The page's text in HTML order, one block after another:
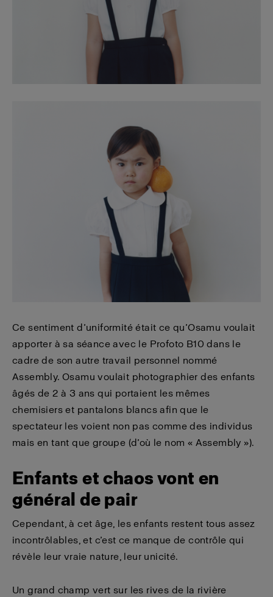
Ce sentiment d’uniformité était ce qu’Osamu voulait
apporter à sa séance avec le Profoto B10 dans le
cadre de son autre travail personnel nommé
Assembly. Osamu voulait photographier des enfants
âgés de 2 à 3 ans qui portaient les mêmes
chemisiers et pantalons blancs afin que le
spectateur les voient non pas comme des individus
mais en tant que groupe (d’où le nom « Assembly »).
Enfants et chaos vont en
général de pair
Cependant, à cet âge, les enfants restent tous assez
incontrôlables, et c’est ce manque de contrôle qui
révèle leur vraie nature, leur unicité.
Un grand champ vert sur les rives de la rivière